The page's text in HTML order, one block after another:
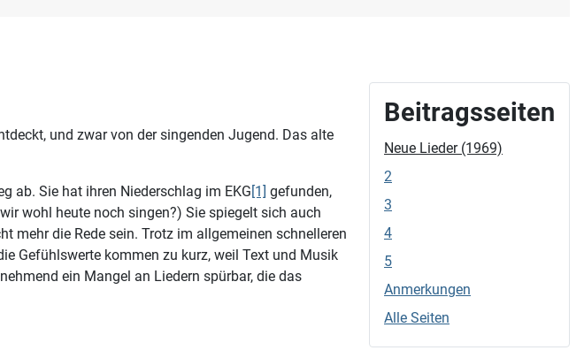
Beitragsseiten
Neue Lieder (1969)
2
3
4
5
Anmerkungen
Alle Seiten
und zwar von der singenden Jugend. Das alte
ab. Sie hat ihren Niederschlag im EKG[1] gefunden,
wohl heute noch singen?) Sie spiegelt sich auch
mehr die Rede sein. Trotz im allgemeinen schnelleren
Gefühlswerte kommen zu kurz, weil Text und Musik
ein Mangel an Liedern spürbar, die das